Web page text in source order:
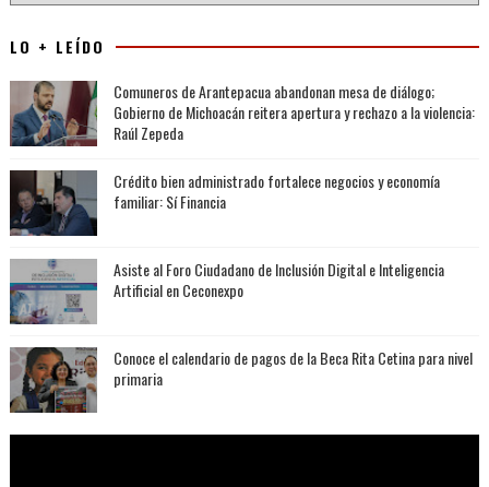
LO + LEÍDO
Comuneros de Arantepacua abandonan mesa de diálogo;
Gobierno de Michoacán reitera apertura y rechazo a la violencia:
Raúl Zepeda
Crédito bien administrado fortalece negocios y economía
familiar: Sí Financia
Asiste al Foro Ciudadano de Inclusión Digital e Inteligencia
Artificial en Ceconexpo
Conoce el calendario de pagos de la Beca Rita Cetina para nivel
primaria